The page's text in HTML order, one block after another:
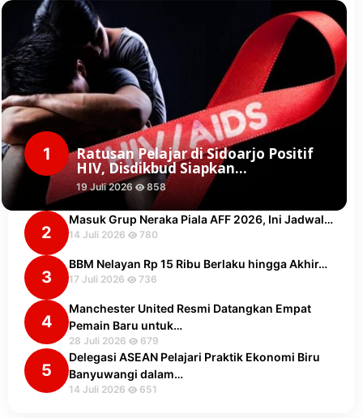
1 Ratusan Pelajar di Sidoarjo Positif
HIV, Disdikbud Siapkan…
19 Juli 2026 858
2
Masuk Grup Neraka Piala AFF 2026, Ini Jadwal…
14 Juli 2026 780
3
BBM Nelayan Rp 15 Ribu Berlaku hingga Akhir…
17 Juli 2026 736
4
Manchester United Resmi Datangkan Empat
Pemain Baru untuk…
28 Juli 2026 679
5
Delegasi ASEAN Pelajari Praktik Ekonomi Biru
Banyuwangi dalam…
14 Juli 2026 651